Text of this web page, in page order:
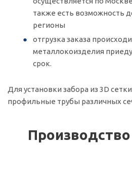
также есть возможность
регионы
отгрузка заказа
металлокоизделия
срок.
Для установки забора из 3D
профильные трубы различных